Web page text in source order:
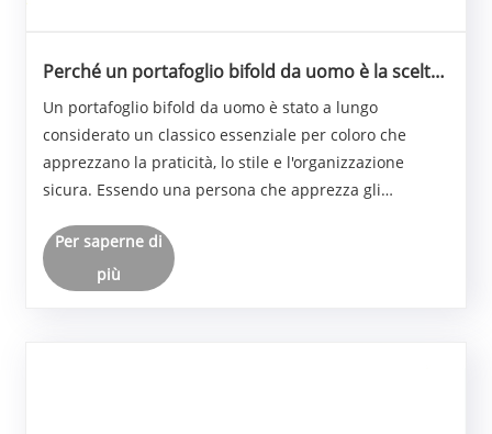
Perché un portafoglio bifold da uomo è la scelta
Un portafoglio bifold da uomo è stato a lungo
considerato un classico essenziale per coloro che
apprezzano la praticità, lo stile e l'organizzazione
sicura. Essendo una persona che apprezza gli
veramente un portafoglio affidabile? La risposta
rima......
Per saperne di
più